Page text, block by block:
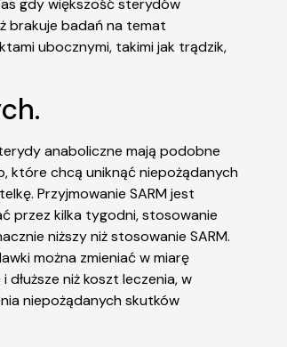
gdy większość sterydów
brakuje badań na temat
ubocznymi, takimi jak trądzik,
anaboliczne mają podobne
które chcą uniknąć niepożądanych
Przyjmowanie SARM jest
przez kilka tygodni, stosowanie
niższy niż stosowanie SARM.
można zmieniać w miarę
niż koszt leczenia, w
niepożądanych skutków